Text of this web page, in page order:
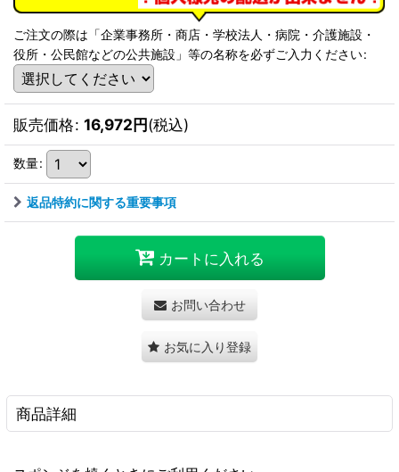
ご注文の際は「企業事務所・商店・学校法人・病院・介護施設・
役所・公民館などの公共施設」等の名称を必ずご入力ください:
販売価格: 16,972円(税込)
数量:
返品特約に関する重要事項
カートに入れる
お問い合わせ
お気に入り登録
商品詳細